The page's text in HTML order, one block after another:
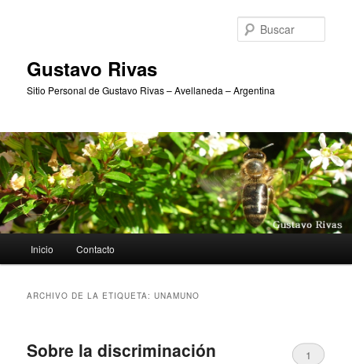
Gustavo Rivas
Sitio Personal de Gustavo Rivas – Avellaneda – Argentina
principal
Inicio Contacto
ARCHIVO DE LA ETIQUETA:UNAMUNO
Sobre la discriminación 1